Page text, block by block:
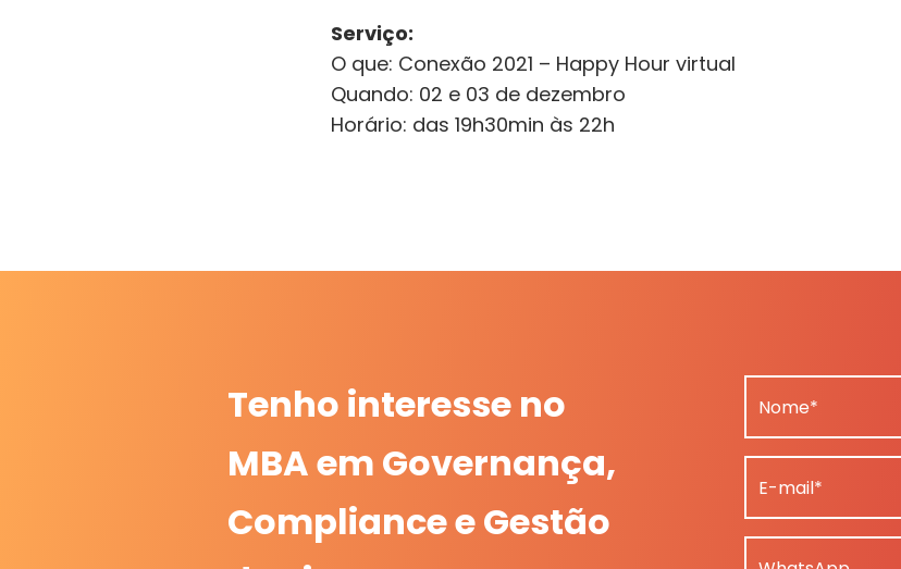
Serviço:
O que: Conexão 2021 – Happy Hour virtual
Quando: 02 e 03 de dezembro
Horário: das 19h30min às 22h
Tenho interesse no
MBA em Governança,
Compliance e Gestão
Nome*
E-mail*